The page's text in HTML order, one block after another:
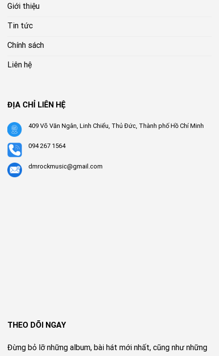
Giới thiệu
Tin tức
Chính sách
Liên hệ
ĐỊA CHỈ LIÊN HỆ
409 Võ Văn Ngân, Linh Chiểu, Thủ Đức, Thành phố Hồ Chí Minh
094 267 1564
dmrockmusic@gmail.com
THEO DÕI NGAY
Đừng bỏ lỡ những album, bài hát mới nhất, cũng như những